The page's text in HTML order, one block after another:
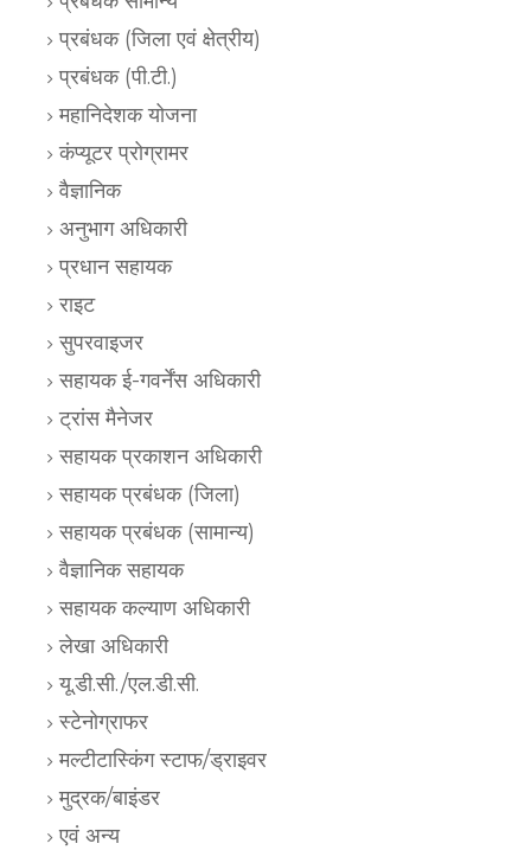
प्रबंधक (जिला एवं क्षेत्रीय)
प्रबंधक (पी.टी.)
महानिदेशक योजना
कंप्यूटर प्रोग्रामर
वैज्ञानिक
अनुभाग अधिकारी
प्रधान सहायक
राइट
सुपरवाइजर
सहायक ई-गवर्नेंस अधिकारी
ट्रांस मैनेजर
सहायक प्रकाशन अधिकारी
सहायक प्रबंधक (जिला)
सहायक प्रबंधक (सामान्य)
वैज्ञानिक सहायक
सहायक कल्याण अधिकारी
लेखा अधिकारी
यू.डी.सी./एल.डी.सी.
स्टेनोग्राफर
मल्टीटास्किंग स्टाफ/ड्राइवर
मुद्रक/बाइंडर
एवं अन्य